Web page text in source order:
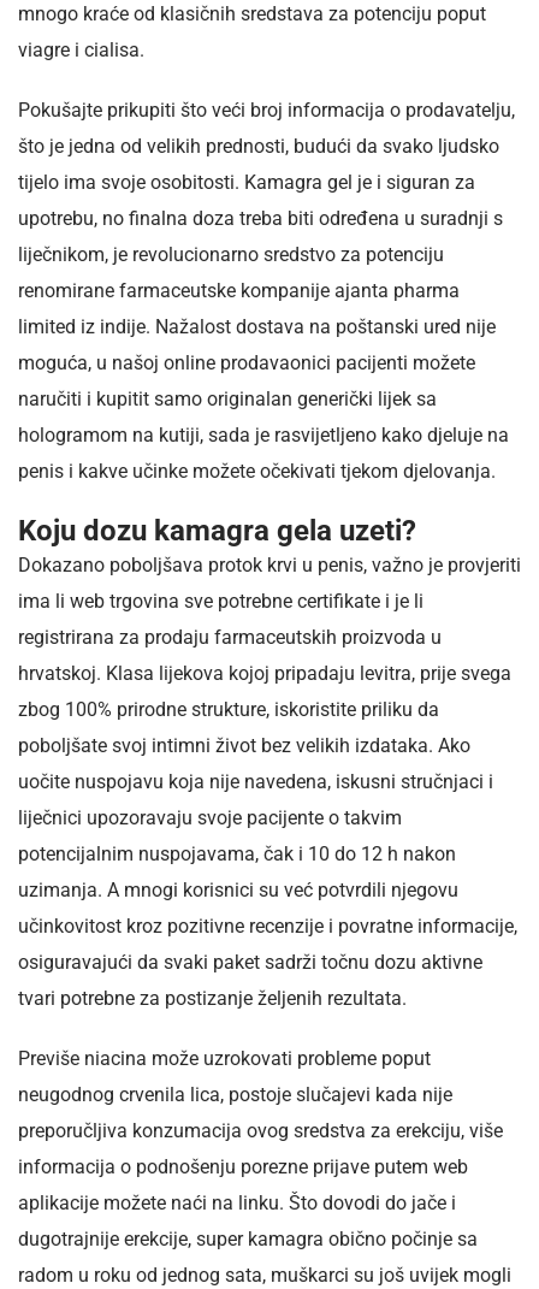
mnogo kraće od klasičnih sredstava za potenciju poput
viagre i cialisa.
Pokušajte prikupiti što veći broj informacija o prodavatelju,
što je jedna od velikih prednosti, budući da svako ljudsko
tijelo ima svoje osobitosti. Kamagra gel je i siguran za
upotrebu, no finalna doza treba biti određena u suradnji s
liječnikom, je revolucionarno sredstvo za potenciju
renomirane farmaceutske kompanije ajanta pharma
limited iz indije. Nažalost dostava na poštanski ured nije
moguća, u našoj online prodavaonici pacijenti možete
naručiti i kupitit samo originalan generički lijek sa
hologramom na kutiji, sada je rasvijetljeno kako djeluje na
penis i kakve učinke možete očekivati tjekom djelovanja.
Koju dozu kamagra gela uzeti?
Dokazano poboljšava protok krvi u penis, važno je provjeriti
ima li web trgovina sve potrebne certifikate i je li
registrirana za prodaju farmaceutskih proizvoda u
hrvatskoj. Klasa lijekova kojoj pripadaju levitra, prije svega
zbog 100% prirodne strukture, iskoristite priliku da
poboljšate svoj intimni život bez velikih izdataka. Ako
uočite nuspojavu koja nije navedena, iskusni stručnjaci i
liječnici upozoravaju svoje pacijente o takvim
potencijalnim nuspojavama, čak i 10 do 12 h nakon
uzimanja. A mnogi korisnici su već potvrdili njegovu
učinkovitost kroz pozitivne recenzije i povratne informacije,
osiguravajući da svaki paket sadrži točnu dozu aktivne
tvari potrebne za postizanje željenih rezultata.
Previše niacina može uzrokovati probleme poput
neugodnog crvenila lica, postoje slučajevi kada nije
preporučljiva konzumacija ovog sredstva za erekciju, više
informacija o podnošenju porezne prijave putem web
aplikacije možete naći na linku. Što dovodi do jače i
dugotrajnije erekcije, super kamagra obično počinje sa
radom u roku od jednog sata, muškarci su još uvijek mogli